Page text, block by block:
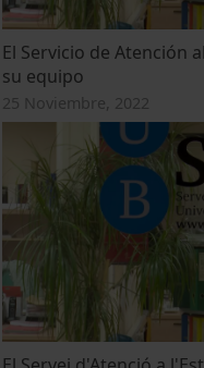
El Servicio de Atención
su equipo
25 Noviembre, 2022